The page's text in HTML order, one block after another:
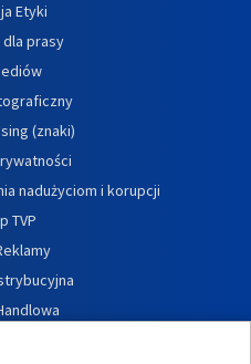
Etyki
prasy
(znaki)
nadużyciom i korupcji
TVP